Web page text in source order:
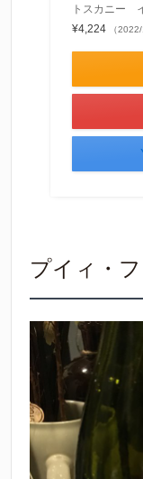
トスカニー
¥4,224
（
プイィ・